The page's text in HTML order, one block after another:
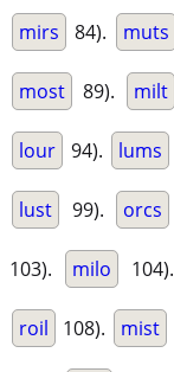
mirs 84). muts
most 89). milt
lour 94). lums
lust 99). orcs
103). milo 104).
roil 108). mist